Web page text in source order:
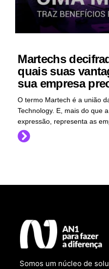
Martechs
quais suas
sua empresa
O termo Martech é a união
Technology. E, mais do que
expressão, representa as
Somos um núcleo de